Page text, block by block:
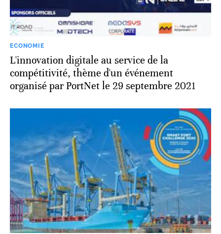
ECONOMIE
L'innovation digitale au service de la
compétitivité, thème d'un événement
organisé par PortNet le 29 septembre 2021